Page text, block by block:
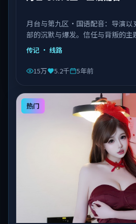
月台与第九区·国语配音：导演以
部的沉默与爆发。信任与背叛的主
执导，章子怡、菅田将晖、张子枫
品，类型为传记。
传记 · 线路
15万 5.2千 5年前
热门